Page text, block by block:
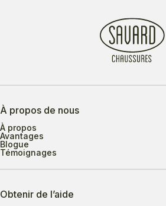
À propos de nous
À propos
Avantages
Blogue
Témoignages
Obtenir de l’aide